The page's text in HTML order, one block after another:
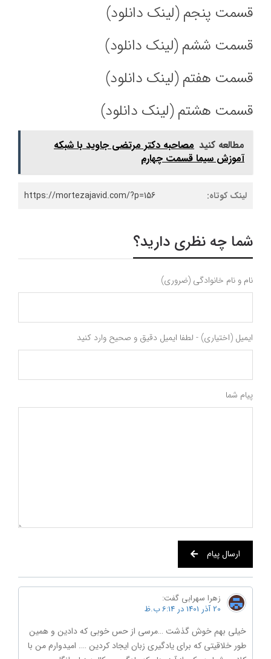
قسمت پنجم (لینک دانلود)
قسمت ششم (لینک دانلود)
قسمت هفتم (لینک دانلود)
قسمت هشتم (لینک دانلود)
مطالعه کنید مصاحبه دکتر مرتضی جاوید با شبکه
آموزش سیما قسمت چهارم
لینک کوتاه: https://mortezajavid.com/?p=156
شما چه نظری دارید؟
نام و نام خانوادگی (ضروری)
ایمیل (اختیاری) - لطفا ایمیل دقیق و صحیح وارد کنید
پیام شما
ارسال پیام
زهرا سهرابی گفت:
20 آذر 1401 در 6:14 ب.ظ
خیلی بهم خوش گذشت …مرسی از حس خوبی که دادین و همین
طور خلاقیتی که برای یادگیری زبان ایجاد کردین …. امیدوارم من با